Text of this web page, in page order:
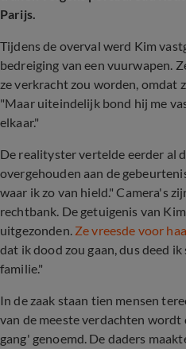
Parijs.
Tijdens de overval werd Kim
bedreiging van een vuurwapen.
ze verkracht zou worden, omdat
"Maar uiteindelijk bond hij me
elkaar."
De realityster vertelde eerder al
overgehouden aan de
waar ik zo van hield." Camera's
rechtbank. De getuigenis van
uitgezonden. Ze vreesde voor
dat ik dood zou gaan, dus deed
familie."
In de zaak staan tien mensen
van de meeste verdachten wordt
gang' genoemd. De daders